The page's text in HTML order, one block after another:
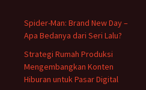
Spider-Man: Brand New Day –
Apa Bedanya dari Seri Lalu?
Strategi Rumah Produksi
Mengembangkan Konten
Hiburan untuk Pasar Digital